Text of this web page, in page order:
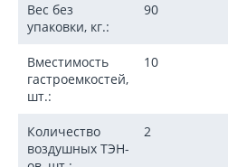
Вес без
упаковки, кг.:
90
Вместимость
гастроемкостей,
шт.:
10
Количество
воздушных ТЭН-
2